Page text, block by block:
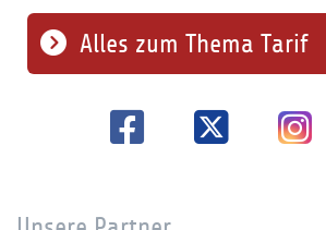
Alles zum Thema Tarif